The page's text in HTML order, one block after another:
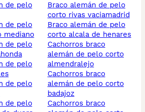
mediano
braco alemán de pelo
corto rivas vaciamadrid
braco alemán de pelo
corto alcala de henares
cachorros braco
alemán de pelo corto
almendralejo
cachorros braco
alemán de pelo corto
badajoz
cachorros braco